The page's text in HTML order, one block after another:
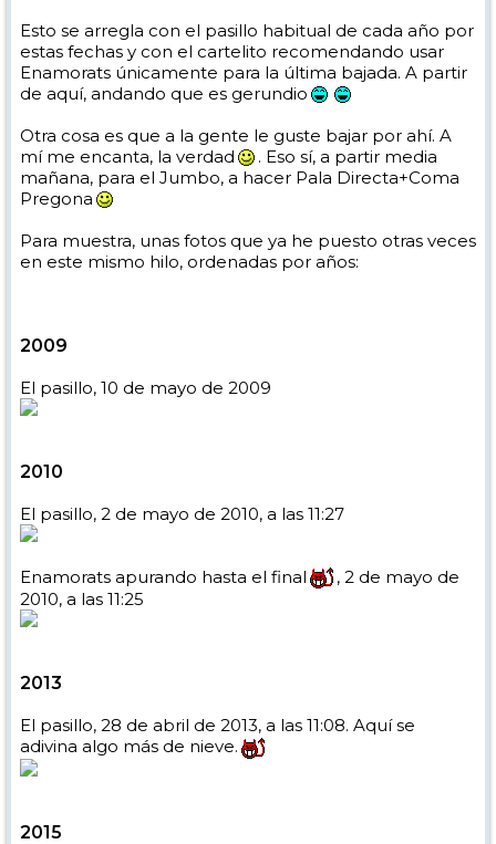
Esto se arregla con el pasillo habitual de cada año por
estas fechas y con el cartelito recomendando usar
Enamorats únicamente para la última bajada. A partir
de aquí, andando que es gerundio
Otra cosa es que a la gente le guste bajar por ahí. A
mí me encanta, la verdad
. Eso sí, a partir media
mañana, para el Jumbo, a hacer Pala Directa+Coma
Pregona
Para muestra, unas fotos que ya he puesto otras veces
en este mismo hilo, ordenadas por años:
2009
El pasillo, 10 de mayo de 2009
2010
El pasillo, 2 de mayo de 2010, a las 11:27
Enamorats apurando hasta el final
, 2 de mayo de
2010, a las 11:25
2013
El pasillo, 28 de abril de 2013, a las 11:08. Aquí se
adivina algo más de nieve.
2015